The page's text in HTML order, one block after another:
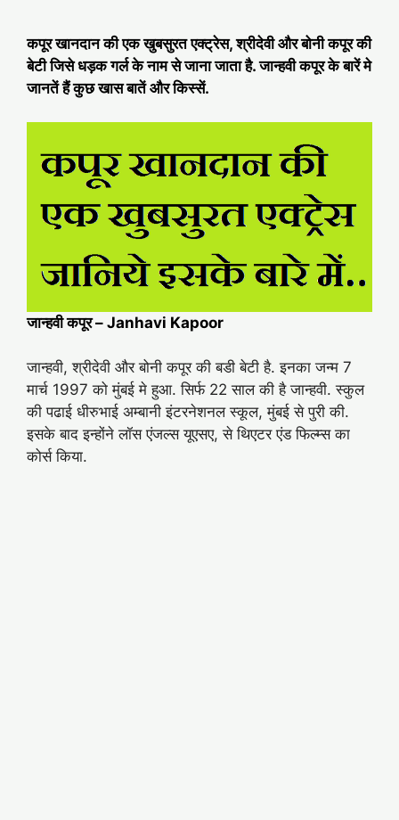
कपूर खानदान की एक खुबसुरत एक्ट्रेस, श्रीदेवी और बोनी कपूर की
बेटी जिसे धड़क गर्ल के नाम से जाना जाता है. जान्हवी कपूर के बारें मे
जानतें हैं कुछ खास बातें और किस्सें.
जान्हवी कपूर – Janhavi Kapoor
जान्हवी, श्रीदेवी और बोनी कपूर की बडी बेटी है. इनका जन्म 7
मार्च 1997 को मुंबई मे हुआ. सिर्फ 22 साल की है जान्हवी. स्कुल
की पढाई धीरुभाई अम्बानी इंटरनेशनल स्कूल, मुंबई से पुरी की.
इसके बाद इन्होंने लॉस एंजल्स यूएसए, से थिएटर एंड फिल्म्स का
कोर्स किया.